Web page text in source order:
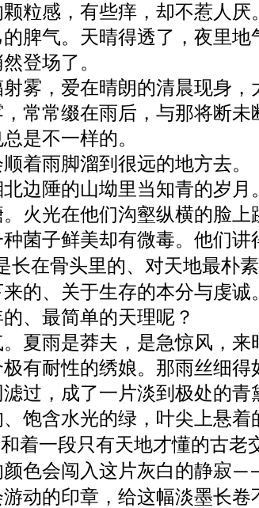
粒感，有些痒，却不惹人厌。
脾气。天晴得透了，夜里
登场了。
雾，爱在晴朗的清晨现身
常常缀在雨后，与那将断
是不一样的。
着雨脚溜到很远的地方去。
边陲的山坳里当知青的岁
火光在他们沟壑纵横的脸
菌子鲜美却有微毒。他们讲
长在骨头里的、对天地最朴
的、关于生存的本分与虔
、最简单的天理呢？
夏雨是莽夫，是急惊风，
有耐性的绣娘。那雨丝细
过，成了一片淡到极处的
饱含水光的绿，叶尖上悬着
着一段只有天地才懂的古老
色会闯入这片灰白的静寂
动的印章，给这幅淡墨长